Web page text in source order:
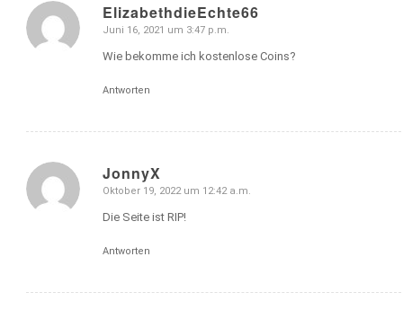
ElizabethdieEchte66
sagte:
Juni 16, 2021 um 3:47 p.m.
Wie bekomme ich kostenlose Coins?
Antworten
JonnyX
sagte:
Oktober 19, 2022 um 12:42 a.m.
Die Seite ist RIP!
Antworten